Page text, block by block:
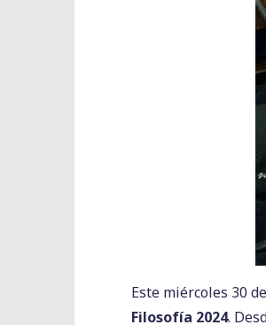
Este miércoles 30
Filosofía 2024.